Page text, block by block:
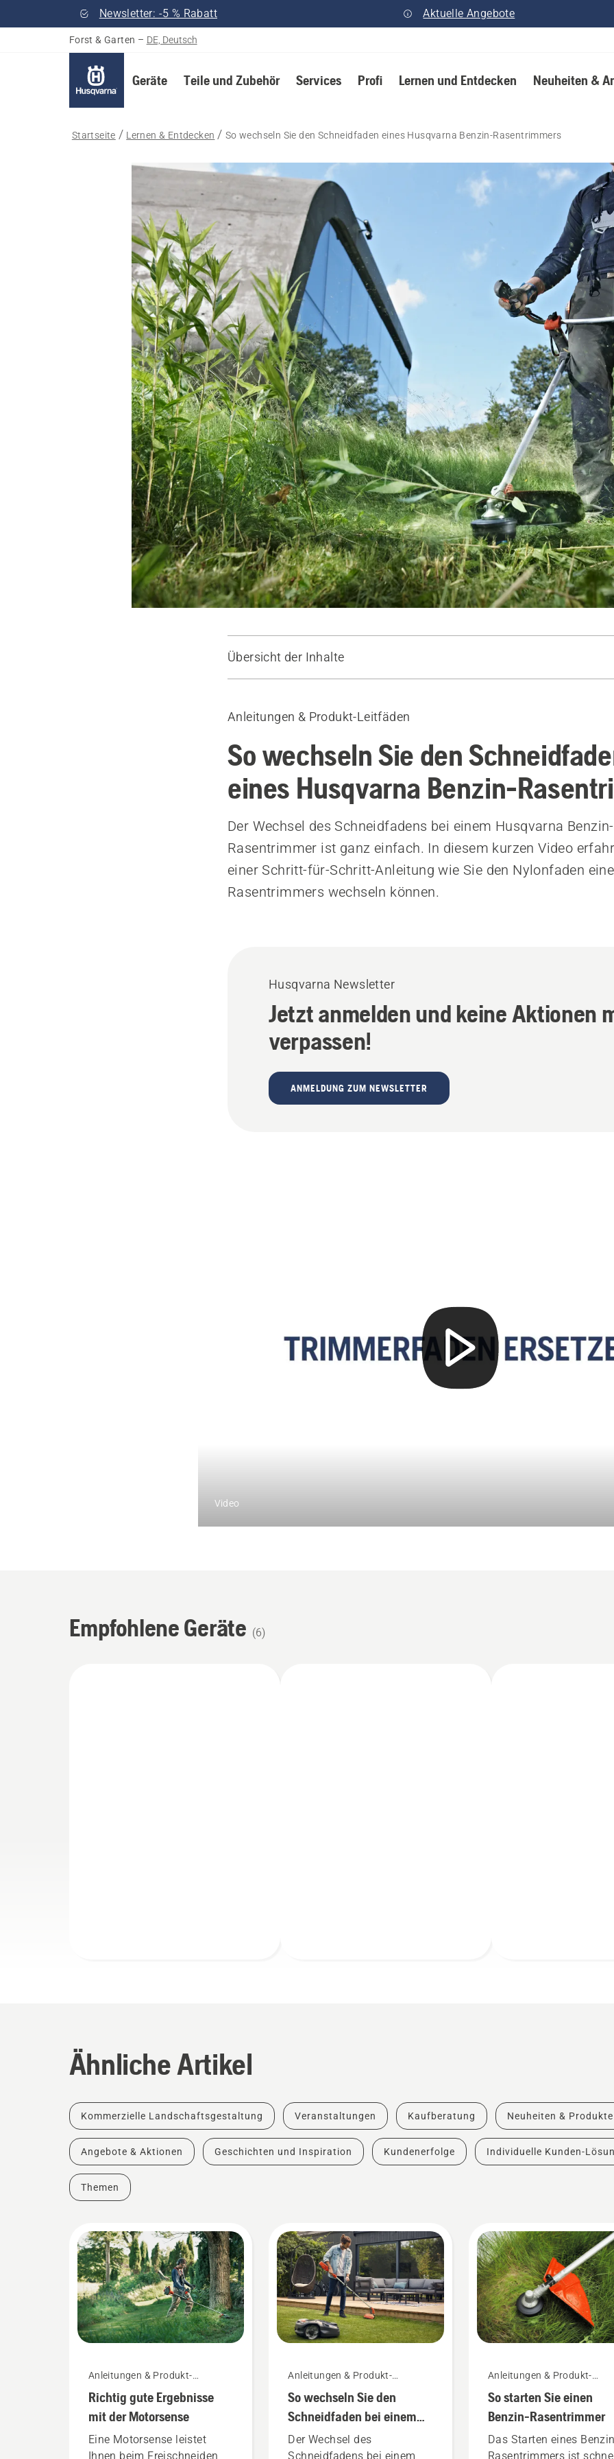
Newsletter: -5 % Rabatt Aktuelle Angebote
Forst & Garten – DE, Deutsch
Geräte Teile und Zubehör Services Profi Lernen und Entdecken Neuheiten &
Startseite Lernen & Entdecken So wechseln Sie den Schneidfaden eines Husqvarna Benzin-Rasentrimmers
Übersicht der Inhalte
So legen Sie den Trimmerfaden erneut ein
Anleitungen & Produkt-Leitfäden
So wechseln Sie den
eines Husqvarna Benzin-
Der Wechsel des Schneidfadens bei einem Husqvarna Benzin-
Rasentrimmer ist ganz einfach. In diesem kurzen Video
einer Schritt-für-Schritt-Anleitung wie Sie den Nylonfaden
Rasentrimmers wechseln können.
Husqvarna Newsletter
Jetzt anmelden und keine Aktionen
verpassen!
ANMELDUNG ZUM NEWSLETTER
Video
Empfohlene Geräte (6)
Ähnliche Artikel
Kommerzielle Landschaftsgestaltung Veranstaltungen Kaufberatung Neuheiten & Produkte
Angebote & Aktionen Geschichten und Inspiration Kundenerfolge Individuelle Kunden-
Themen
Anleitungen & Produkt-
Richtig gute Ergebnisse
mit der Motorsense
Eine Motorsense leistet
Ihnen beim Freischneiden
Anleitungen & Produkt-
So wechseln Sie den
Schneidfaden bei einem
Akku-Rasentrimmer
Der Wechsel des
Schneidfadens bei einem
Anleitungen & Produkt-
So starten Sie einen
Benzin-Rasentrimmer
Das Starten eines
Rasentrimmers ist